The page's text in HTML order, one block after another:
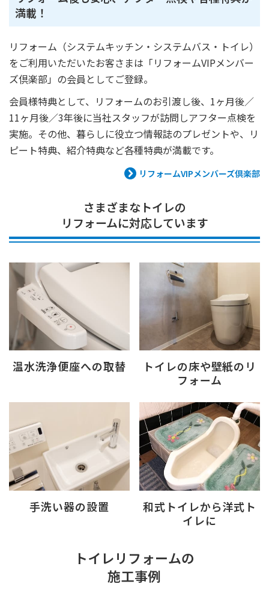
満載！
リフォーム（システムキッチン・システムバス・トイレ）
をご利用いただいたお客さまは「リフォームVIPメンバー
ズ倶楽部」の会員としてご登録。
会員様特典として、リフォームのお引渡し後、1ヶ月後／
11ヶ月後／3年後に当社スタッフが訪問しアフター点検を
実施。その他、暮らしに役立つ情報誌のプレゼントや、リ
ピート特典、紹介特典など各種特典が満載です。
リフォームVIPメンバーズ倶楽部
さまざまなトイレの
リフォームに対応しています
温水洗浄便座への取替 トイレの床や壁紙のリ
フォーム
手洗い器の設置 和式トイレから洋式ト
イレに
トイレリフォームの
施工事例